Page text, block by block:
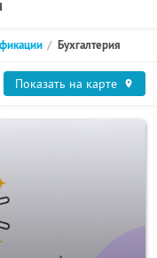
Бухгалтерия
Показать на карте